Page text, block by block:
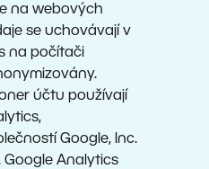
na webových
se uchovávají v
na počítači
účtu používají
Google, Inc.
Google Analytics